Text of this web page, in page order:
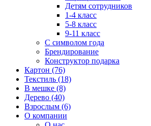
Детям сотрудников
1-4 класс
5-8 класс
9-11 класс
С символом года
Брендирование
Конструктор подарка
Картон (76)
Текстиль (18)
В мешке (8)
Дерево (40)
Взрослым (6)
О компании